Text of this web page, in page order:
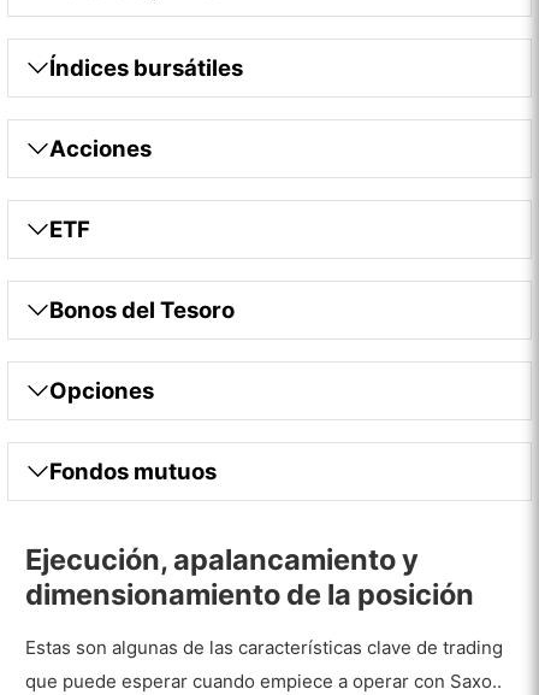
Índices bursátiles
Acciones
ETF
Bonos del Tesoro
Opciones
Fondos mutuos
Ejecución, apalancamiento y
dimensionamiento de la posición
Estas son algunas de las características clave de trading
que puede esperar cuando empiece a operar con Saxo..